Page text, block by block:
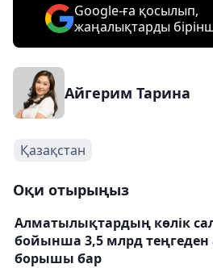
Google-ға қосылып,
жаңалықтарды
Айгерим Тарина
Қазақстан
Оқи отырыңыз
Алматылықтардың көлік
бойынша 3,5 млрд теңгеден
борышы бар